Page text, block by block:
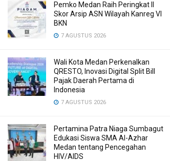
Pemko Medan Raih Peringkat II
Skor Arsip ASN Wilayah Kanreg VI
BKN
7 AGUSTUS 2026
Wali Kota Medan Perkenalkan
QRESTO, Inovasi Digital Split Bill
Pajak Daerah Pertama di
Indonesia
7 AGUSTUS 2026
Pertamina Patra Niaga Sumbagut
Edukasi Siswa SMA Al-Azhar
Medan tentang Pencegahan
HIV/AIDS